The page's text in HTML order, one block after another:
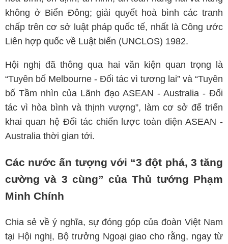
không ở Biển Đông; giải quyết hoà bình các tranh
chấp trên cơ sở luật pháp quốc tế, nhất là Công ước
Liên hợp quốc về Luật biển (UNCLOS) 1982.
Hội nghị đã thông qua hai văn kiện quan trọng là
“Tuyên bố Melbourne - Đối tác vì tương lai” và “Tuyên
bố Tầm nhìn của Lãnh đạo ASEAN - Australia - Đối
tác vì hòa bình và thịnh vượng”, làm cơ sở để triển
khai quan hệ Đối tác chiến lược toàn diện ASEAN -
Australia thời gian tới.
Các nước ấn tượng với “3 đột phá, 3 tăng
cường và 3 cùng” của Thủ tướng Phạm
Minh Chính
Chia sẻ về ý nghĩa, sự đóng góp của đoàn Việt Nam
tại Hội nghị, Bộ trưởng Ngoại giao cho rằng, ngay từ